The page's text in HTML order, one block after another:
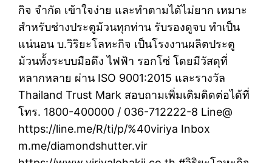
กิจ จำกัด เข้าใจง่าย และทำตามได้ไม่ยาก เหมาะ
สำหรับช่างประตูม้วนทุกท่าน รับรองดูจบ ทำเป็น
แน่นอน บ.วิริยะโลหะกิจ เป็นโรงงานผลิตประตู
ม้วนทั้งระบบมือดึง ไฟฟ้า รอกโซ่ โดยมีวัสดุที่
หลากหลาย ผ่าน ISO 9001:2015 และรางวัล
Thailand Trust Mark สอบถามเพิ่มเติมติดต่อได้ที่
โทร. 1800-400000 / 036-712222-8 Line@
https://line.me/R/ti/p/%40viriya Inbox
m.me/diamondshutter.vir